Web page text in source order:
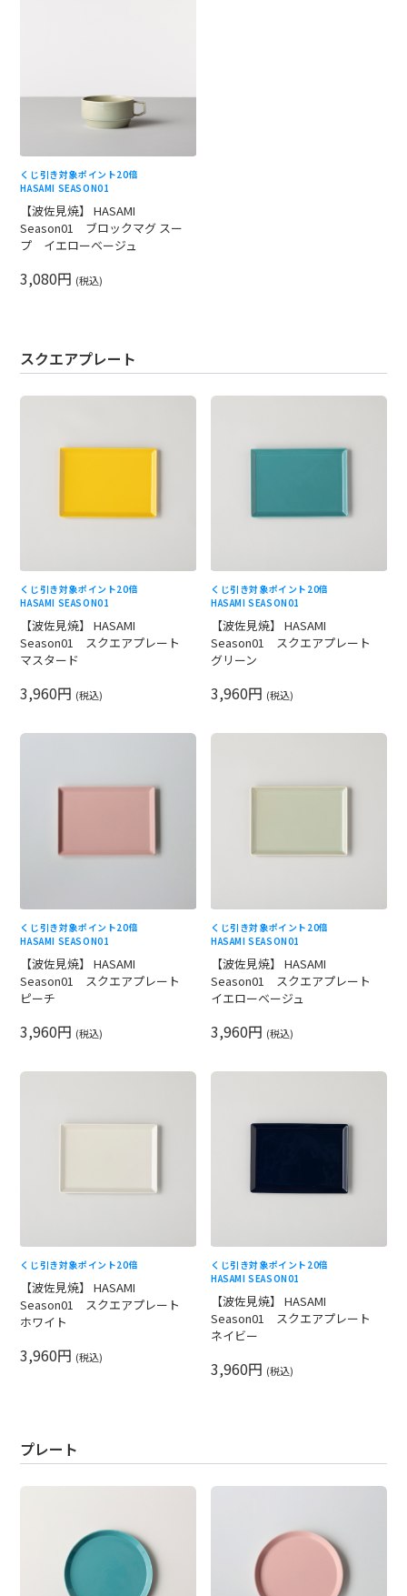
くじ引き対象ポイント20倍
HASAMI SEASON01
【波佐見焼】 HASAMI
Season01 ブロックマグ スー
プ イエローベージュ
3,080円 (税込)
スクエアプレート
くじ引き対象ポイント20倍
HASAMI SEASON01
【波佐見焼】 HASAMI
Season01 スクエアプレート
マスタード
3,960円 (税込)
くじ引き対象ポイント20倍
HASAMI SEASON01
【波佐見焼】 HASAMI
Season01 スクエアプレート
グリーン
3,960円 (税込)
くじ引き対象ポイント20倍
HASAMI SEASON01
【波佐見焼】 HASAMI
Season01 スクエアプレート
ピーチ
3,960円 (税込)
くじ引き対象ポイント20倍
HASAMI SEASON01
【波佐見焼】 HASAMI
Season01 スクエアプレート
イエローベージュ
3,960円 (税込)
くじ引き対象ポイント20倍
【波佐見焼】 HASAMI
Season01 スクエアプレート
ホワイト
3,960円 (税込)
くじ引き対象ポイント20倍
HASAMI SEASON01
【波佐見焼】 HASAMI
Season01 スクエアプレート
ネイビー
3,960円 (税込)
プレート